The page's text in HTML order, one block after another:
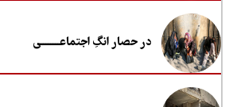
در حصار انگِ اجتماعــــــــی